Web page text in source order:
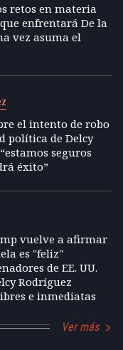
retos en materia
enfrentará De la
vez asuma el
el intento de robo
política de Delcy
seguros
éxito”
vuelve a afirmar
es "feliz"
de EE. UU.
Rodríguez
e inmediatas
Ver más